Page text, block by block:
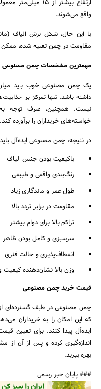
ارتفاع بیشتر از
واقع می‌شوند.
مقاومت در چمن تعبیه شده،
مهمترین مشخصات چمن
یک چمن مصنوعی خوب باید
داشته باشد. تنها تمرکز بر
نیست. همچنین، صرف توجه به
خواسته‌های خریداران را برآورده کند.
در نتیجه، چمن مصنوعی ایده‌آل
باکیفیت بودن جنس الیاف
رنگ‌بندی واقعی و طبیعی
طول عمر و ماندگاری زیاد
مقاومت در برابر تردد بالا
تراکم بالا برای دوام بیشتر
سرسبزی و کامل بودن ظاهر
انعطاف‌پذیری و حالت فنری
وزن بالا نشان‌دهنده کیفیت
قیمت خرید چمن مصنوعی
چمن مصنوعی در طیف گسترده‌ای از
که این امکان را به خریداران
ایده‌آل پیدا کنند. برای تعیین
اندازه‌گیری کرده و پس از آن از
بهره ببرید.
### پایان خبر رسمی